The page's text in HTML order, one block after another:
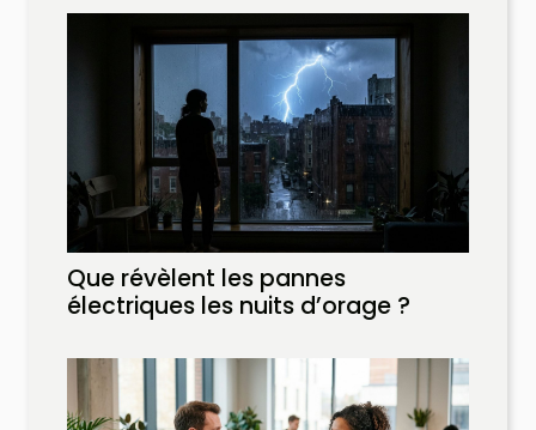
Que révèlent les pannes
électriques les nuits d’orage ?